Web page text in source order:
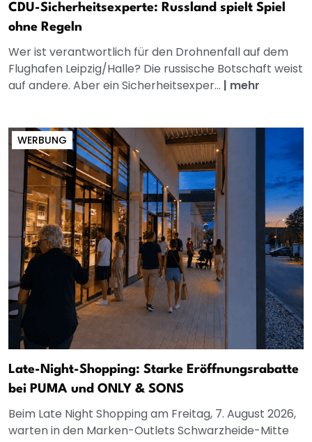
CDU-Sicherheitsexperte: Russland spielt Spiel
ohne Regeln
Wer ist verantwortlich für den Drohnenfall auf dem
Flughafen Leipzig/Halle? Die russische Botschaft weist
auf andere. Aber ein Sicherheitsexper... | mehr
WERBUNG
Late-Night-Shopping: Starke Eröffnungsrabatte
bei PUMA und ONLY & SONS
Beim Late Night Shopping am Freitag, 7. August 2026,
warten in den Marken-Outlets Schwarzheide-Mitte